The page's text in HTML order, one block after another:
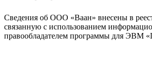
Сведения об ООО «Ваан» внесены в
связанную с использованием
правообладателем программы для ЭВМ